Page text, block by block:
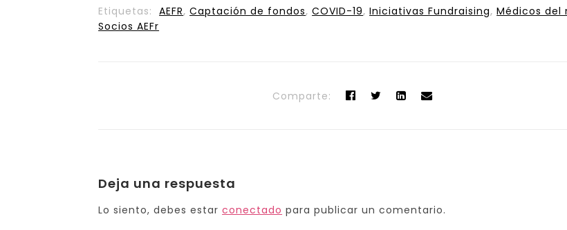
Etiquetas: AEFR,Captación de fondos,COVID-19,Iniciativas Fundraising,Médicos del
Socios AEFr
Comparte:
Deja una respuesta
Lo siento, debes estarconectado para publicar un comentario.